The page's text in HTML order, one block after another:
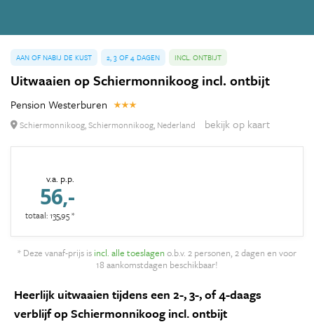
AAN OF NABIJ DE KUST 2, 3 OF 4 DAGEN INCL. ONTBIJT
Uitwaaien op Schiermonnikoog incl. ontbijt
Pension Westerburen
Schiermonnikoog, Schiermonnikoog, Nederland bekijk op kaart
v.a. p.p.
56,-
totaal: 135,95 *
* Deze vanaf-prijs is incl. alle toeslagen o.b.v. 2 personen, 2 dagen en voor
18 aankomstdagen beschikbaar!
Heerlijk uitwaaien tijdens een 2-, 3-, of 4-daags
verblijf op Schiermonnikoog incl. ontbijt